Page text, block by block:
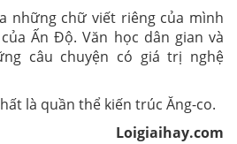
những chữ viết riêng của mình
Ấn Độ. Văn học dân gian và
câu chuyện có giá trị nghệ
là quần thể kiến trúc Ăng-co.
Loigiaihay.com